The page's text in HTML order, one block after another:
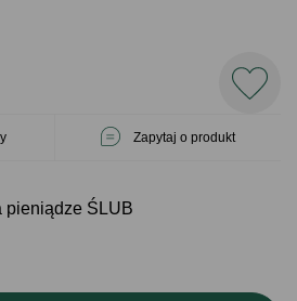
Zapytaj o produkt
pieniądze ŚLUB